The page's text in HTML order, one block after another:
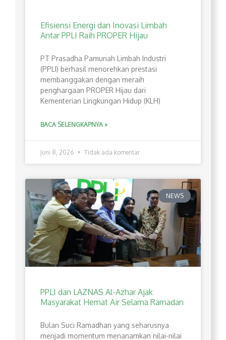
Efisiensi Energi dan Inovasi Limbah
Antar PPLI Raih PROPER Hijau
PT Prasadha Pamunah Limbah Industri
(PPLI) berhasil menorehkan prestasi
membanggakan dengan meraih
penghargaan PROPER Hijau dari
Kementerian Lingkungan Hidup (KLH)
BACA SELENGKAPNYA »
Juni 8, 2026 Tidak ada komentar
NEWS
PPLI dan LAZNAS Al-Azhar Ajak
Masyarakat Hemat Air Selama Ramadan
Bulan Suci Ramadhan yang seharusnya
menjadi momentum menanamkan nilai-nilai